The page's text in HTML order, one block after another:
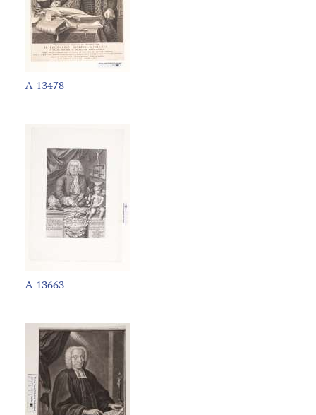
A 13478
A 13663